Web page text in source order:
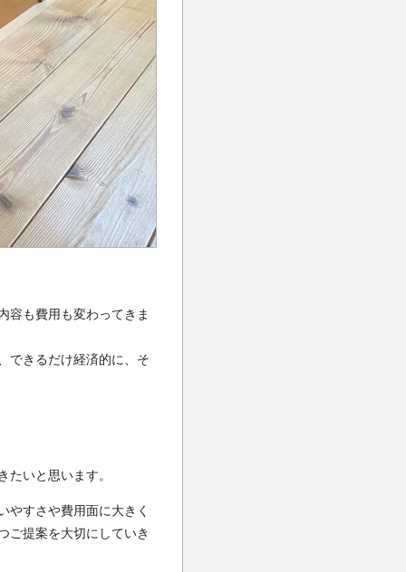
容も費用も変わってきま
できるだけ経済的に、そ
いと思います。
やすさや費用面に大きく
ご提案を大切にしていき